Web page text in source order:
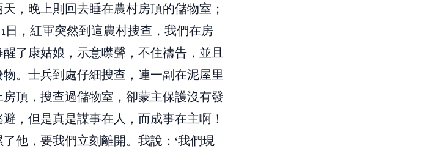
，晚上則回去睡在農村房頂的儲物室；
日，紅軍突然到這農村搜查，我們在房
了康姑娘，示意噤聲，不住禱告，並且
。士兵到處仔細搜查，連一副在泥屋里
頂，搜查過儲物室，卻蒙主保護沒有發
，但是真是謀事在人，而成事在主啊！
他，要我們立刻離開。我說：‘我們現